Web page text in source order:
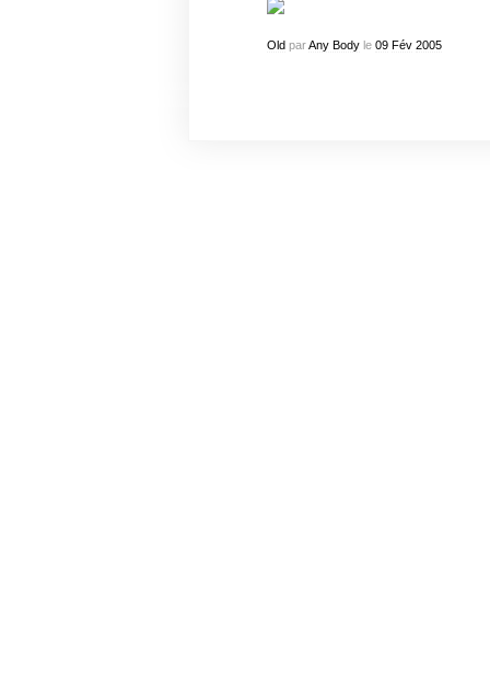
Old parAny Bodyle 09 Fév 2005